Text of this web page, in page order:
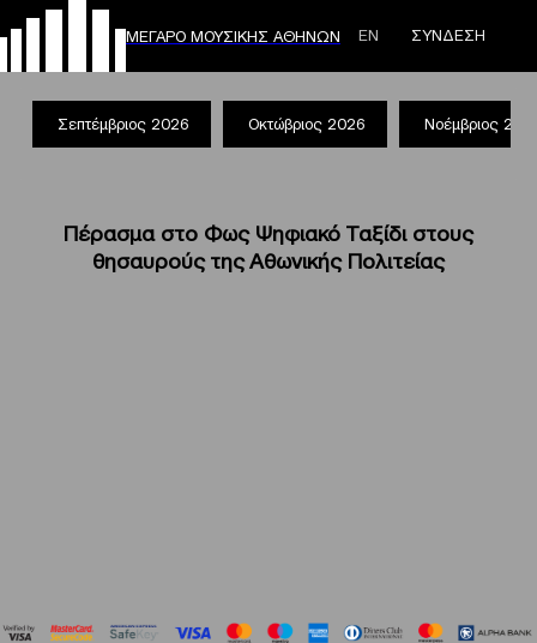
ΜΕΓΑΡΟ ΜΟΥΣΙΚΗΣ ΑΘΗΝΩΝ ΕΝ ΣΥΝΔΕΣΗ
Σεπτέμβριος 2026 Οκτώβριος 2026 Νοέμβριος
Πέρασμα στο Φως Ψηφιακό Ταξίδι στους
θησαυρούς της Αθωνικής Πολιτείας